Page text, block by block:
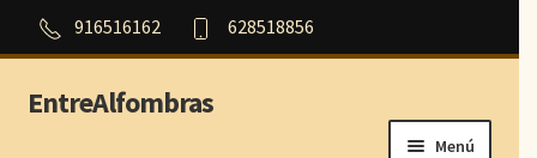
916516162 628518856
Ir
Ir
EntreAlfombras
Menú